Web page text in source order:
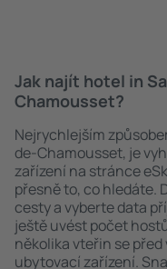
Jak najít hotel in
Chamousset?
Nejrychlejším
de-Chamousset, je
zařízení na stránce
přesně to, co hledáte.
cesty a vyberte data
ještě uvést počet
několika vteřin se
ubytovací zařízení.